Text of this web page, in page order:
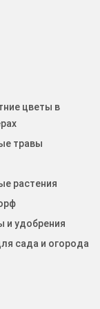
цветы в
травы
растения
и удобрения
сада и огорода